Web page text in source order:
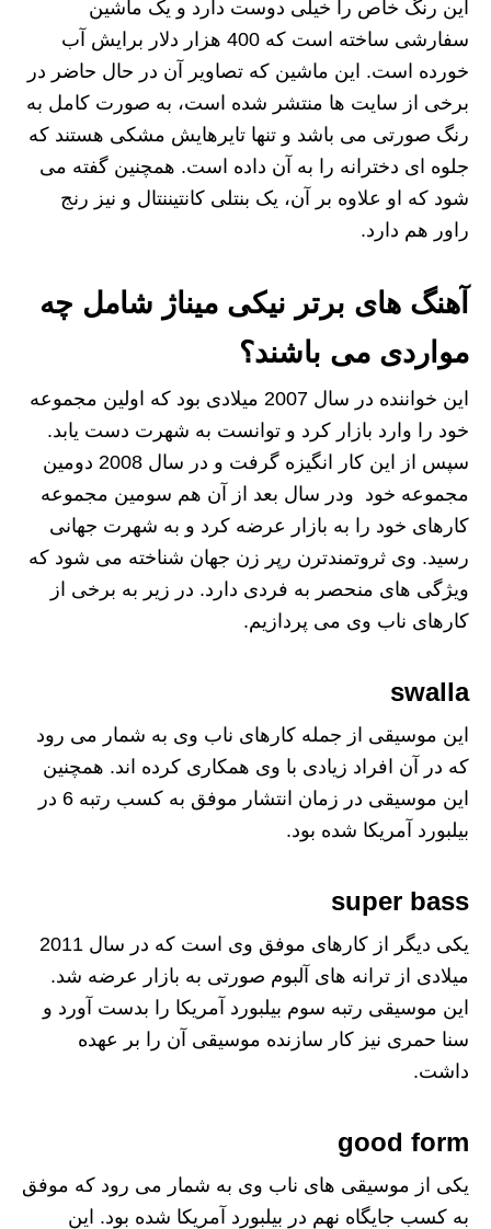
این رنگ خاص را خیلی دوست دارد و یک ماشین
سفارشی ساخته است که 400 هزار دلار برایش آب
خورده است. این ماشین که تصاویر آن در حال حاضر در
برخی از سایت ها منتشر شده است، به صورت کامل به
رنگ صورتی می باشد و تنها تایرهایش مشکی هستند که
جلوه ای دخترانه را به آن داده است. همچنین گفته می
شود که او علاوه بر آن، یک بنتلی کانتیننتال و نیز رنج
راور هم دارد.
آهنگ های برتر نیکی میناژ شامل چه
مواردی می باشند؟
این خواننده در سال 2007 میلادی بود که اولین مجموعه
خود را وارد بازار کرد و توانست به شهرت دست یابد.
سپس از این کار انگیزه گرفت و در سال 2008 دومین
مجموعه خود ودر سال بعد از آن هم سومین مجموعه
کارهای خود را به بازار عرضه کرد و به شهرت جهانی
رسید. وی ثروتمندترن رپر زن جهان شناخته می شود که
ویژگی های منحصر به فردی دارد. در زیر به برخی از
کارهای ناب وی می پردازیم.
swalla
این موسیقی از جمله کارهای ناب وی به شمار می رود
که در آن افراد زیادی با وی همکاری کرده اند. همچنین
این موسیقی در زمان انتشار موفق به کسب رتبه 6 در
بیلبورد آمریکا شده بود.
super bass
یکی دیگر از کارهای موفق وی است که در سال 2011
میلادی از ترانه های آلبوم صورتی به بازار عرضه شد.
این موسیقی رتبه سوم بیلبورد آمریکا را بدست آورد و
سنا حمری نیز کار سازنده موسیقی آن را بر عهده
داشت.
good form
یکی از موسیقی های ناب وی به شمار می رود که موفق
به کسب جایگاه نهم در بیلبورد آمریکا شده بود. این